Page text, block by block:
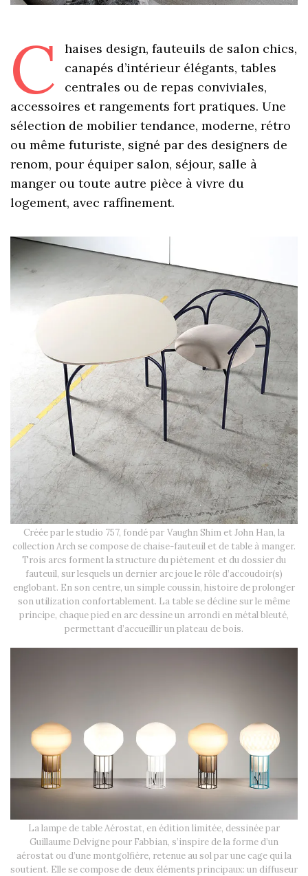
C
haises design, fauteuils de salon chics,
canapés d’intérieur élégants, tables
centrales ou de repas conviviales,
accessoires et rangements fort pratiques. Une
sélection de mobilier tendance, moderne, rétro
ou même futuriste, signé par des designers de
renom, pour équiper salon, séjour, salle à
manger ou toute autre pièce à vivre du
logement, avec raffinement.
Créée par le studio 757, fondé par Vaughn Shim et John Han, la
collection Arch se compose de chaise-fauteuil et de table à manger.
Trois arcs forment la structure du piètement et du dossier du
fauteuil, sur lesquels un dernier arc joue le rôle d’accoudoir(s)
englobant. En son centre, un simple coussin, histoire de prolonger
son utilization confortablement. La table se décline sur le même
principe, chaque pied en arc dessine un arrondi en métal bleuté,
permettant d’accueillir un plateau de bois.
La lampe de table Aérostat, en édition limitée, dessinée par
Guillaume Delvigne pour Fabbian, s’inspire de la forme d’un
aérostat ou d’une montgolfière, retenue au sol par une cage qui la
soutient. Elle se compose de deux éléments principaux: un diffuseur